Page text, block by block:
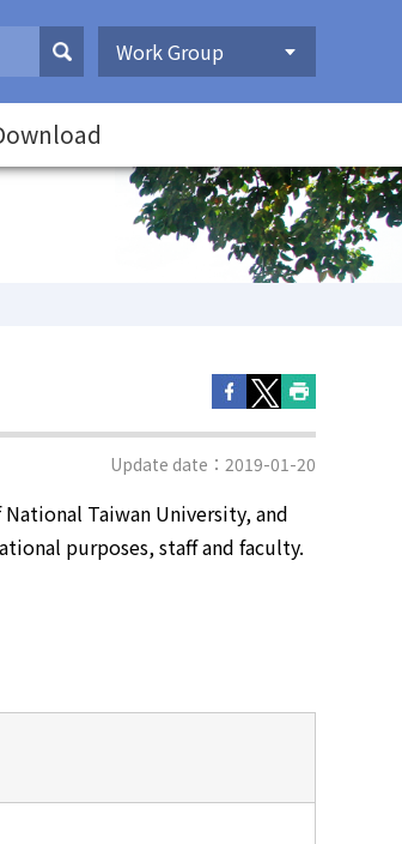
Work Group
Update date：2019-01-20
Taiwan University, and
purposes, staff and faculty.